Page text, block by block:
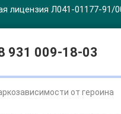
лицензия Л041-01177-91/
931 009-18-03
от героина